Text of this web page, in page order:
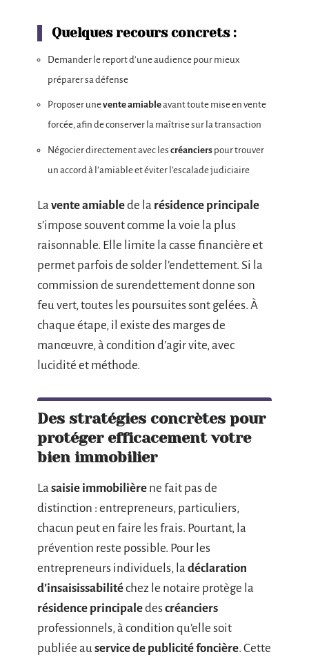
Quelques recours concrets :
Demander le report d’une audience pour mieux
préparer sa défense
Proposer unevente amiableavant toute mise en vente
forcée, afin de conserver la maîtrise sur la transaction
Négocier directement avec les créanciers pour trouver
un accord à l’amiable et éviter l’escalade judiciaire
La vente amiablede la résidence principale
s’impose souvent comme la voie la plus
raisonnable. Elle limite la casse financière et
permet parfois de solder l’endettement. Si la
commission de surendettement donne son
feu vert, toutes les poursuites sont gelées. À
chaque étape, il existe des marges de
manœuvre, à condition d’agir vite, avec
lucidité et méthode.
Des stratégies concrètes pour
protéger efficacement votre
bien immobilier
La saisie immobilière ne fait pas de
distinction : entrepreneurs, particuliers,
chacun peut en faire les frais. Pourtant, la
prévention reste possible. Pour les
entrepreneurs individuels, la déclaration
d’insaisissabilitéchez le notaire protège la
résidence principaledescréanciers
professionnels, à condition qu’elle soit
publiée auservice de publicité foncière. Cette